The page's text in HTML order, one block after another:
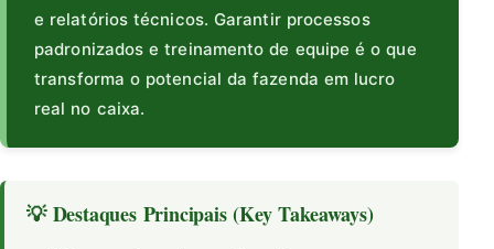
e relatórios técnicos. Garantir processos
padronizados e treinamento de equipe é o que
transforma o potencial da fazenda em lucro
real no caixa.
💡 Destaques Principais (Key Takeaways)